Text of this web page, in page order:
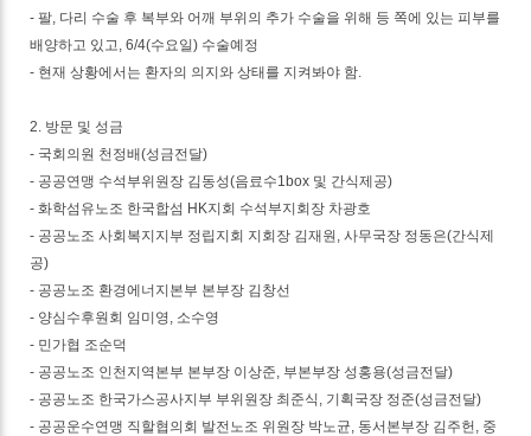
- 팔, 다리 수술 후 복부와 어깨 부위의 추가 수술을 위해 등 쪽에 있는 피부를
배양하고 있고, 6/4(수요일) 수술예정
- 현재 상황에서는 환자의 의지와 상태를 지켜봐야 함.
2. 방문 및 성금
- 국회의원 천정배(성금전달)
- 공공연맹 수석부위원장 김동성(음료수1box 및 간식제공)
- 화학섬유노조 한국합섬 HK지회 수석부지회장 차광호
- 공공노조 사회복지지부 정립지회 지회장 김재원, 사무국장 정동은(간식제
공)
- 공공노조 환경에너지본부 본부장 김창선
- 양심수후원회 임미영, 소수영
- 민가협 조순덕
- 공공노조 인천지역본부 본부장 이상준, 부본부장 성홍용(성금전달)
- 공공노조 한국가스공사지부 부위원장 최준식, 기획국장 정준(성금전달)
- 공공운수연맹 직할협의회 발전노조 위원장 박노균, 동서본부장 김주헌, 중